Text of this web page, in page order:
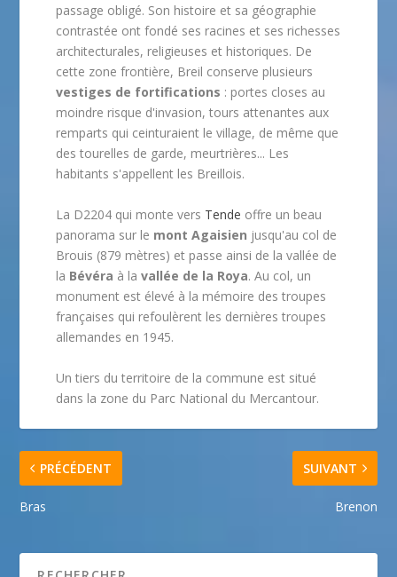
passage obligé. Son histoire et sa géographie
contrastée ont fondé ses racines et ses richesses
architecturales, religieuses et historiques. De
cette zone frontière, Breil conserve plusieurs
vestiges de fortifications : portes closes au
moindre risque d'invasion, tours attenantes aux
remparts qui ceinturaient le village, de même que
des tourelles de garde, meurtrières... Les
habitants s'appellent les Breillois.
La D2204 qui monte vers Tende offre un beau
panorama sur le mont Agaisien jusqu'au col de
Brouis (879 mètres) et passe ainsi de la vallée de
la Bévéra à la vallée de la Roya. Au col, un
monument est élevé à la mémoire des troupes
françaises qui refoulèrent les dernières troupes
allemandes en 1945.
Un tiers du territoire de la commune est situé
dans la zone du Parc National du Mercantour.
PRÉCÉDENT
Bras
SUIVANT
Brenon